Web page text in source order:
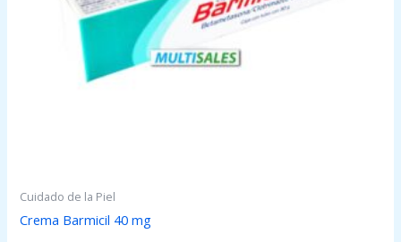
Cuidado de la Piel
Crema Barmicil 40 mg